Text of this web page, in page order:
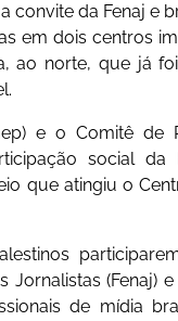
convite da Fenaj e
em dois centros
ao norte, que já
e o Comitê de
social da
que atingiu o
(Fenaj)
de mídia